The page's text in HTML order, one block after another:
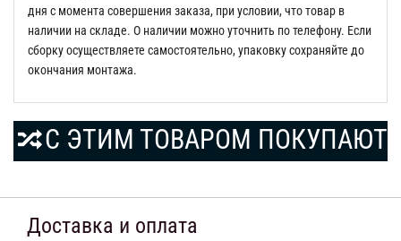
дня с момента совершения заказа, при условии, что товар в
наличии на складе. О наличии можно уточнить по телефону. Если
сборку осуществляете самостоятельно, упаковку сохраняйте до
окончания монтажа.
С ЭТИМ ТОВАРОМ ПОКУПАЮТ
Доставка и оплата